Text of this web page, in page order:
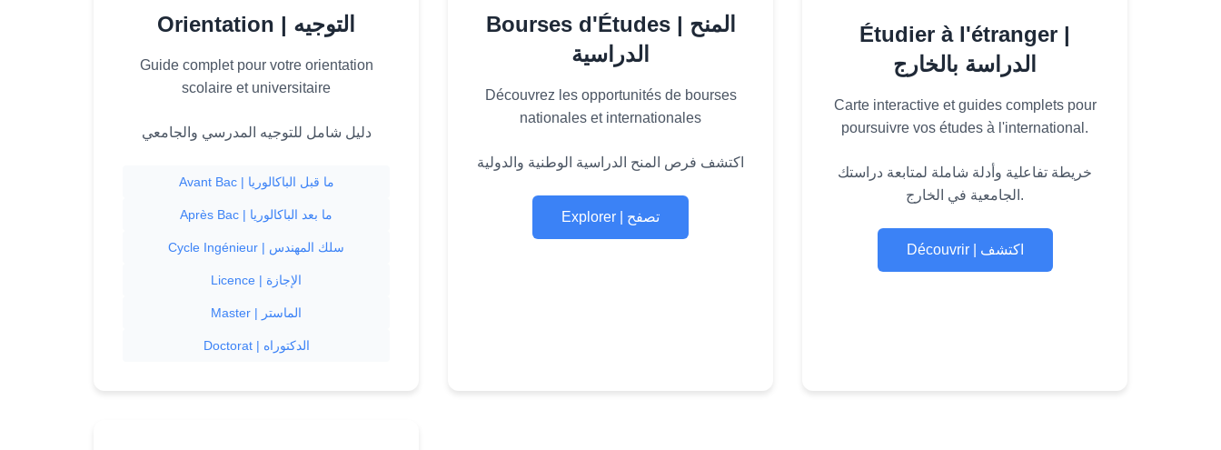
Orientation | التوجيه
Guide complet pour votre orientation
scolaire et universitaire
دليل شامل للتوجيه المدرسي والجامعي
Avant Bac | ما قبل الباكالوريا
Après Bac | ما بعد الباكالوريا
Cycle Ingénieur | سلك المهندس
Licence | الإجازة
Master | الماستر
Doctorat | الدكتوراه
Bourses d'Études | المنح
الدراسية
Découvrez les opportunités de bourses
nationales et internationales
اكتشف فرص المنح الدراسية الوطنية والدولية
Explorer | تصفح
Étudier à l'étranger |
الدراسة بالخارج
Carte interactive et guides complets pour
poursuivre vos études à l'international.
خريطة تفاعلية وأدلة شاملة لمتابعة دراستك
الجامعية في الخارج.
Découvrir | اكتشف